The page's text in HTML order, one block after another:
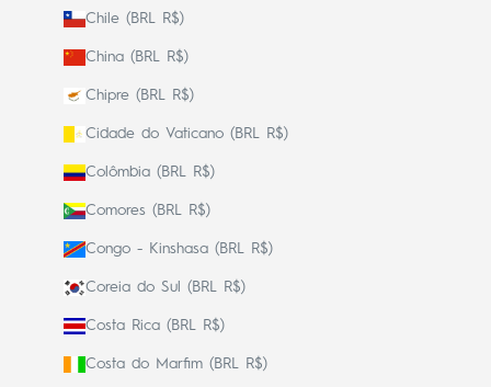
Chile (BRL R$)
China (BRL R$)
Chipre (BRL R$)
Cidade do Vaticano (BRL R$)
Colômbia (BRL R$)
Comores (BRL R$)
Congo - Kinshasa (BRL R$)
Coreia do Sul (BRL R$)
Costa Rica (BRL R$)
Costa do Marfim (BRL R$)